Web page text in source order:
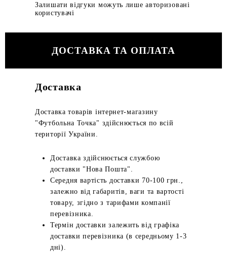
Залишати відгуки можуть лише авторизовані
користувачі
ДОСТАВКА ТА ОПЛАТА
Доставка
Доставка товарів інтернет-магазину
"Футбольна Точка" здійснюється по всій
території України.
Доставка здійснюється службою
доставки "Нова Пошта".
Середня вартість доставки 70-100 грн.,
залежно від габаритів, ваги та вартості
товару, згідно з тарифами компанії
перевізника.
Термін доставки залежить від графіка
доставки перевізника (в середньому 1-3
дні).